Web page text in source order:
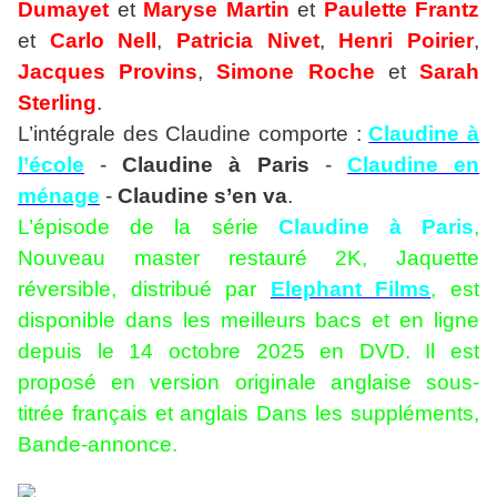
Dumayet et Maryse Martin et Paulette Frantz
et Carlo Nell , Patricia Nivet, Henri Poirier,
Jacques Provins,Simone Roche etSarah
Sterling.
L’intégrale des Claudine comporte :Claudine à
l’école -Claudine à Paris - Claudine en
ménage - Claudine s’en va.
L’épisode de la série
Claudine à Paris,
Nouveau master restauré 2K, Jaquette
réversible, distribué par Elephant Films, est
disponible dans les meilleurs bacs et en ligne
depuis le 14 octobre 2025 en DVD. Il est
proposé en version originale anglaise sous-
titrée français et anglais Dans les suppléments,
Bande-annonce.